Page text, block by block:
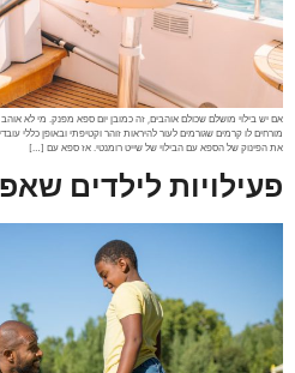
אם יש בילוי מושלם שכולם אוהבים, זה כמובן יום ספא מפנק. מי לא
מורחים לו קרמים שגורמים לעור להיראות זוהר וקטיפתי ובאופן כללי
את הפינוק של הספא עם הבילוי של שייט רומנטי. אז ספא עם […]
פעילויות לילדים